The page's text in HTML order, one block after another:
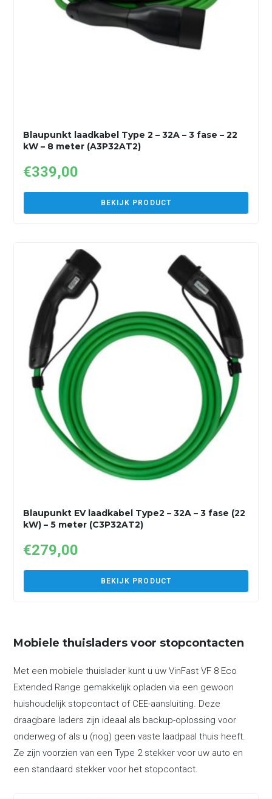
Blaupunkt laadkabel Type 2 – 32A – 3 fase – 22
kW – 8 meter (A3P32AT2)
€339,00
BEKIJK PRODUCT
Blaupunkt EV laadkabel Type2 – 32A – 3 fase (22
kW) – 5 meter (C3P32AT2)
€279,00
BEKIJK PRODUCT
Mobiele thuisladers voor stopcontacten
Met een mobiele thuislader kunt u uw VinFast VF 8 Eco
Extended Range gemakkelijk opladen via een gewoon
huishoudelijk stopcontact of CEE-aansluiting. Deze
draagbare laders zijn ideaal als backup-oplossing voor
onderweg of als u (nog) geen vaste laadpaal thuis heeft.
Ze zijn voorzien van een Type 2 stekker voor uw auto en
een standaard stekker voor het stopcontact.